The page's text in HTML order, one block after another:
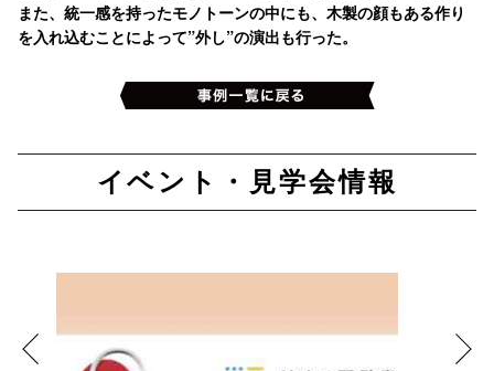
また、統一感を持ったモノトーンの中にも、木製の顔もある作り
を入れ込むことによって”外し”の演出も行った。
イベント・見学会情報